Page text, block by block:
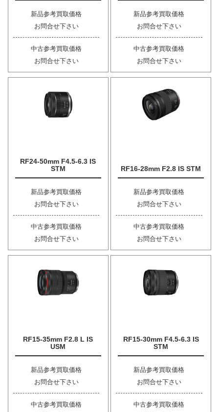
新品参考買取価格
お問合せ下さい
中古参考買取価格
お問合せ下さい
新品参考買取価格
お問合せ下さい
中古参考買取価格
お問合せ下さい
RF24-50mm F4.5-6.3 IS
STM
新品参考買取価格
お問合せ下さい
中古参考買取価格
お問合せ下さい
RF16-28mm F2.8 IS STM
新品参考買取価格
お問合せ下さい
中古参考買取価格
お問合せ下さい
RF15-35mm F2.8 L IS
USM
新品参考買取価格
お問合せ下さい
中古参考買取価格
RF15-30mm F4.5-6.3 IS
STM
新品参考買取価格
お問合せ下さい
中古参考買取価格